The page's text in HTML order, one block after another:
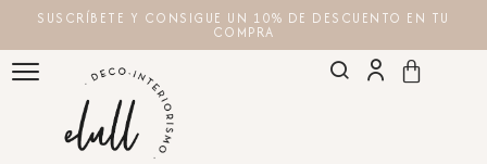
SUSCRÍBETE Y CONSIGUE UN 10% DE DESCUENTO EN TU
COMPRA